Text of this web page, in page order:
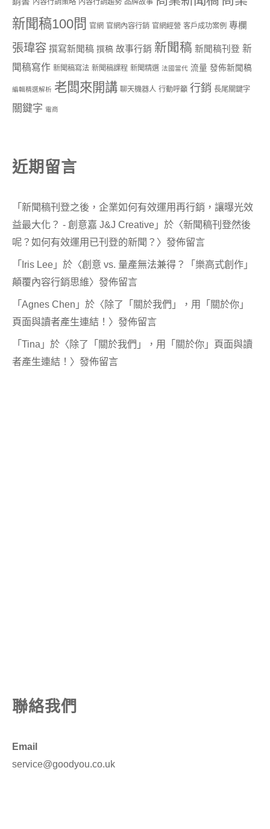
內容行銷策略 內容行銷趨勢 品牌故事
新聞稿100問 官網 官網內容行銷 官網經營 客戶成功案例 專欄
張瑋容 撰寫新聞稿 撰稿 故事行銷 新聞稿 新聞稿刊登 新
聞稿寫作 新聞稿寫法 新聞稿課程 新聞精選 法國當代 流量 發佈新聞稿
編輯精選解析 老闆來開講 聊天機器人 行動呼籲 行銷 長尾關鍵字
關鍵字 電商
近期留言
「 新聞稿刊登之後，企業如何有效運用再行銷，讓曝光效
益最大化？ - 創意嘉 J&J Creative 」於〈新聞稿刊登然後
呢？如何有效運用已刊登的新聞？ 〉發佈留言
「 Iris Lee 」於〈創意 vs. 量產無法兼得？「樂高式創作」
顛覆內容行銷思維〉發佈留言
「 Agnes Chen 」於〈除了「關於我們」，用「關於你」
頁面與讀者產生連結！ 〉發佈留言
「 Tina 」於〈除了「關於我們」，用「關於你」頁面與讀
者產生連結！ 〉發佈留言
聯絡我們
Email
service@goodyou.co.uk